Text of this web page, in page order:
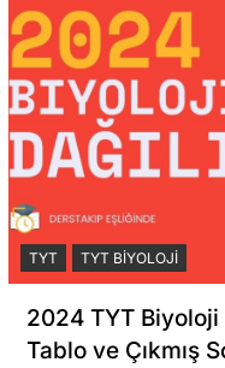
TYT TYT BIYOLOJI
2024 TYT Biyoloji
Tablo ve Çıkmış